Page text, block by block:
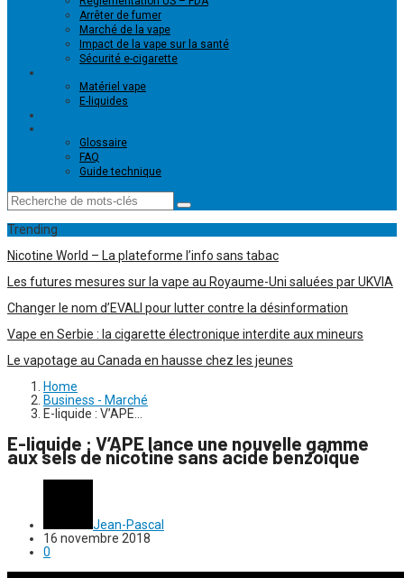
Arrêter de fumer
Marché de la vape
Impact de la vape sur la santé
Sécurité e-cigarette
Matériel vape
E-liquides
Glossaire
FAQ
Guide technique
Trending
Nicotine World – La plateforme l’info sans tabac
Les futures mesures sur la vape au Royaume-Uni saluées par UKVIA
Changer le nom d’EVALI pour lutter contre la désinformation
Vape en Serbie : la cigarette électronique interdite aux mineurs
Le vapotage au Canada en hausse chez les jeunes
Home
Business - Marché
E-liquide : V’APE…
E-liquide : V’APE lance une nouvelle gamme
aux sels de nicotine sans acide benzoïque
Jean-Pascal
16 novembre 2018
0